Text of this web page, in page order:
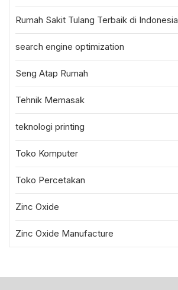
Rumah Sakit Tulang Terbaik di Indonesia
search engine optimization
Seng Atap Rumah
Tehnik Memasak
teknologi printing
Toko Komputer
Toko Percetakan
Zinc Oxide
Zinc Oxide Manufacture